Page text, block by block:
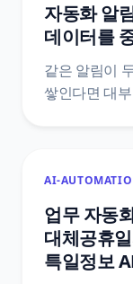
자동화 알
데이터를
같은 알림이
쌓인다면 대
문서에 실제
다섯 가지 방
AI-
업무 자동
대체공휴
특일정보